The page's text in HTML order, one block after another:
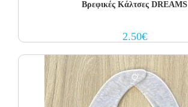
Βρεφικές Κάλτσες DREAMS
2.50€